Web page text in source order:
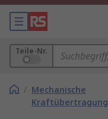
Teile-Nr.
/ Mechanische
Kraftübertragung